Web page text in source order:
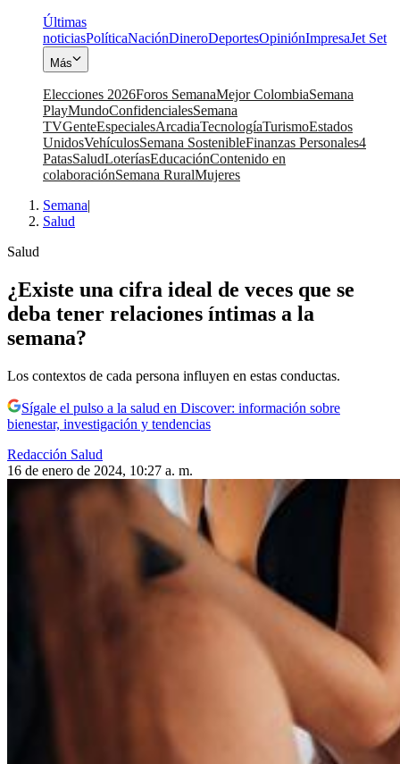
Últimas
noticiasPolíticaNaciónDineroDeportesOpiniónImpresaJet Set
Más
Elecciones 2026Foros SemanaMejor ColombiaSemana
PlayMundoConfidencialesSemana
TVGenteEspecialesArcadiaTecnologíaTurismoEstados
UnidosVehículosSemana SostenibleFinanzas Personales4
PatasSaludLoteríasEducaciónContenido en
colaboraciónSemana RuralMujeres
Semana|
Salud
Salud
¿Existe una cifra ideal de veces que se
deba tener relaciones íntimas a la
semana?
Los contextos de cada persona influyen en estas conductas.
Sígale el pulso a la salud en Discover: información sobre
bienestar, investigación y tendencias
Redacción Salud
16 de enero de 2024, 10:27 a. m.